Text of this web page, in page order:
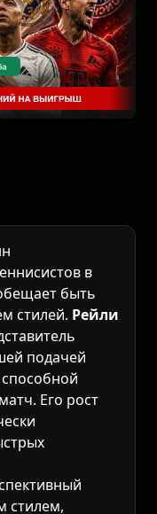
в
быть
стилей. Рейли
подачей
Его рост
стилем,